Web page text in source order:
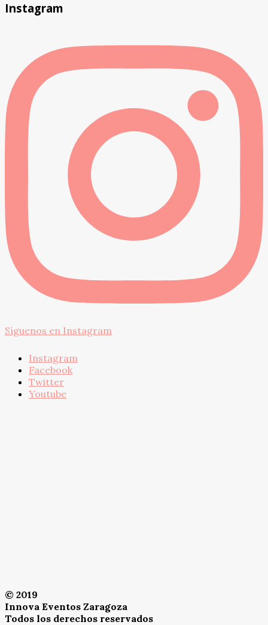
Instagram
Síguenos en Instagram
Instagram
Facebook
Twitter
Youtube
© 2019
Innova Eventos Zaragoza
Todos los derechos reservados